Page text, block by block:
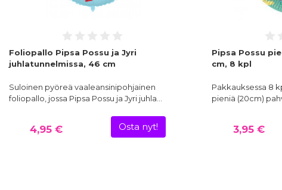
Foliopallo Pipsa Possu ja Jyri
juhlatunnelmissa, 46 cm
Suloinen pyöreä vaaleansinipohjainen
foliopallo, jossa Pipsa Possu ja Jyri juhla…
4,95 € Osta nyt!
Pipsa Possu
cm, 8 kpl
Pakkauksessa 8
pieniä (20cm)
3,95 €